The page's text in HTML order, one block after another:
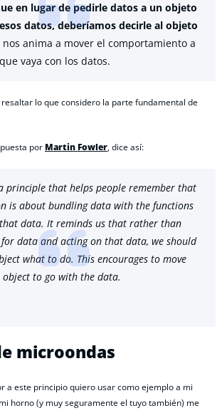
en lugar de pedirle datos a un objeto
datos, deberíamos decirle al objeto
nos anima a mover el comportamiento a
vaya con los datos.
lo que considero la parte fundamental de
por Martin Fowler, dice así:
a principle that helps people remember that
is about bundling data with the functions
data. It reminds us that rather than
data and acting on that data, we should
what to do. This encourages to move
to go with the data.
microondas
a este principio quiero usar como ejemplo a mi
horno (y muy seguramente el tuyo también) me